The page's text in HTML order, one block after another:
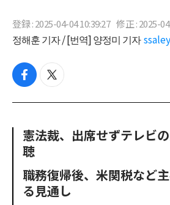
登録 : 2025-04-04 10:39:27 修正 : 2025-
정해훈 기자 / [번역] 양정미 기자
f
c
o
o
k
t
i
e
憲法裁、出席せずテレビ
聴
職務復帰後、米関税など
る見通し